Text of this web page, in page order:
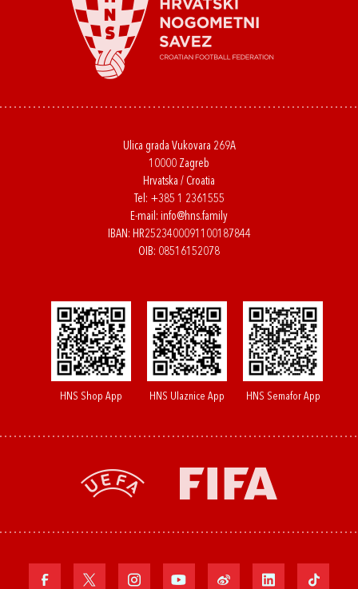
Ulica grada Vukovara 269A
10000 Zagreb
Hrvatska / Croatia
Tel: +385 1 2361555
E-mail: info@hns.family
IBAN: HR2523400091100187844
OIB: 08516152078
HNS Shop App HNS Ulaznice App HNS Semafor App